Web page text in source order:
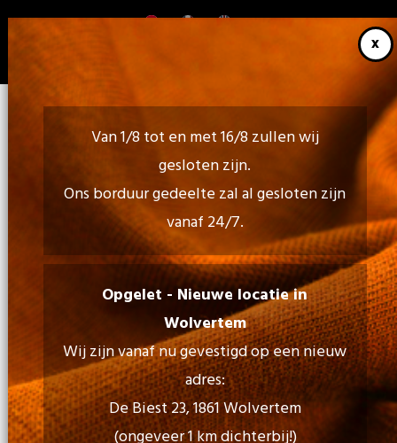
de
inhoud
Bel ons:
02 460 85 35 - 052 30 54 18
Mail Ons:
info@tiptopprint.be
Van 1/8 tot en met 16/8 zullen wij
gesloten zijn.
Ons borduur gedeelte zal al gesloten zijn
vanaf 24/7.
Opgelet - Nieuwe locatie in
Wolvertem
Wij zijn vanaf nu gevestigd op een nieuw
adres:
De Biest 23, 1861 Wolvertem
(ongeveer 1 km dichterbij!)